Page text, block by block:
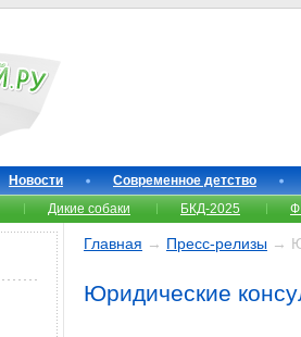
Новости
Современное детство
Дикие собаки БКД-2025
Главная → Пресс-релизы →
Юридические